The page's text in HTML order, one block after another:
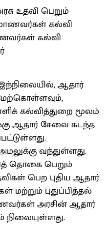
உதவி பெறும்
மாணவர்கள் கல்வி
கல்வி
ஆதார்
கல்வித்துறை மூலம்
ஆதார் சேவை கடந்த
வந்துள்ளது.
தொகை பெறும்
பெற புதிய ஆதார்
மற்றும் புதுப்பித்தல்
அரசின் ஆதார்